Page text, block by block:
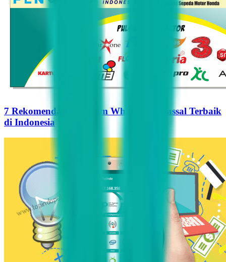
7 Rekomendasi Pengirim WhatsApp Massal Terbaik
di Indonesia